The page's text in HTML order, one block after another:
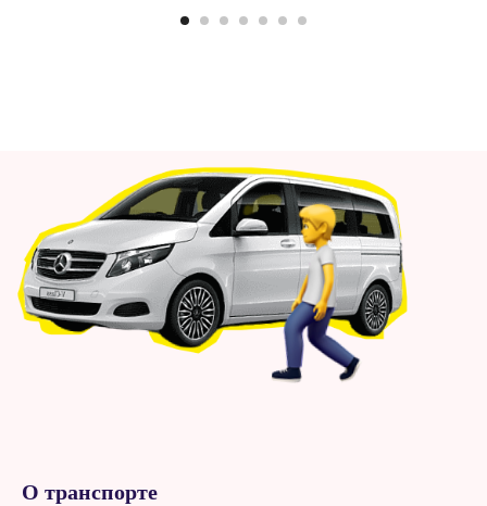
О транспорте